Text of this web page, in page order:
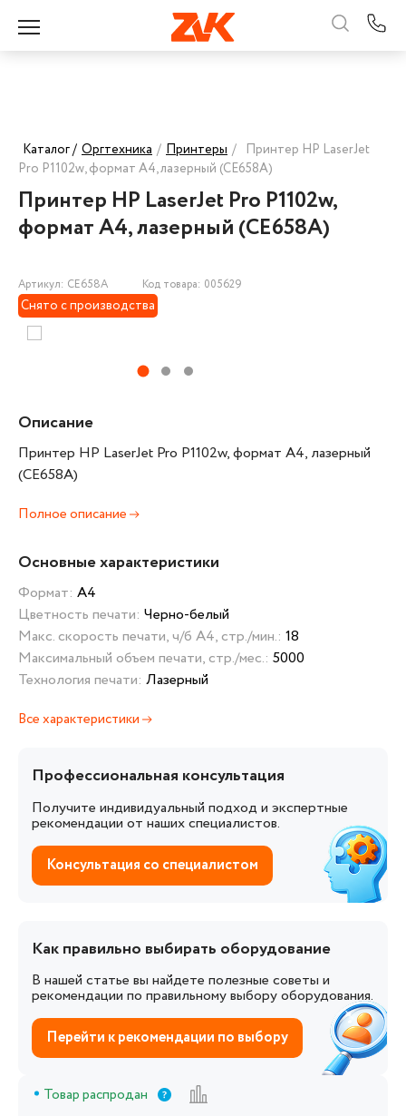
Каталог / Оргтехника / Принтеры / Принтер HP LaserJet
Pro P1102w, формат A4, лазерный (CE658A)
Принтер HP LaserJet Pro P1102w,
формат A4, лазерный (CE658A)
Артикул: CE658A Код товара: 005629
Снято с производства
Описание
Принтер HP LaserJet Pro P1102w, формат A4, лазерный
(CE658A)
Полное описание
Основные характеристики
Формат: А4
Цветность печати: Черно-белый
Макс. скорость печати, ч/б А4, стр./мин.: 18
Максимальный объем печати, стр./мес.: 5000
Технология печати: Лазерный
Все характеристики
Профессиональная консультация
Получите индивидуальный подход и экспертные
рекомендации от наших специалистов.
Консультация со специалистом
Как правильно выбирать оборудование
В нашей статье вы найдете полезные советы и
рекомендации по правильному выбору оборудования.
Перейти к рекомендации по выбору
Товар распродан